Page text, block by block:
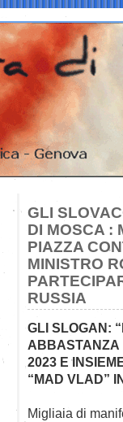
GLI
DI MOSCA :
PIAZZA
MINISTRO
RUSSIA
GLI SLOGAN:
ABBASTANZA
2023 E
“MAD VLAD”
Migliaia di